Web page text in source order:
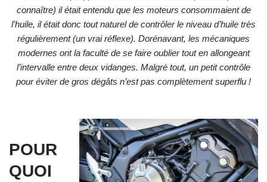
connaître) il était entendu que les moteurs consommaient de
l’huile, il était donc tout naturel de contrôler le niveau d’huile très
régulièrement (un vrai réflexe). Dorénavant, les mécaniques
modernes ont la faculté de se faire oublier tout en allongeant
l’intervalle entre deux vidanges. Malgré tout, un petit contrôle
pour éviter de gros dégâts n’est pas complètement superflu !
POUR
QUOI